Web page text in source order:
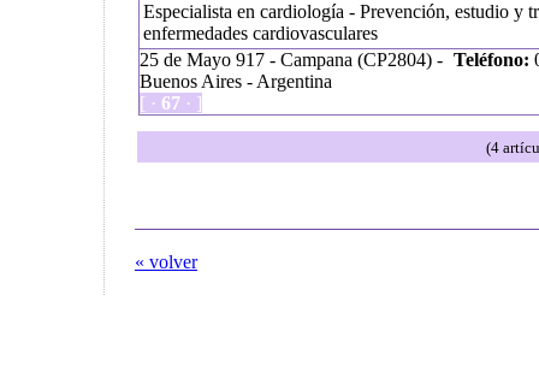
Especialista en cardiología - Prevención, estudio y
enfermedades cardiovasculares
25 de Mayo 917 - Campana (CP2804) -
Buenos Aires - Argentina
[ · 67 · ]
Teléfono:
(4
« volver